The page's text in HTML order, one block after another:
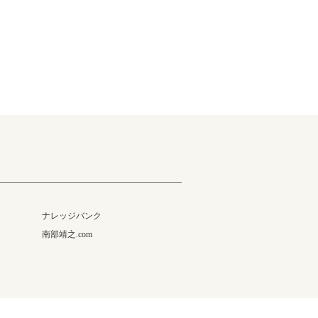
ナレッジバンク
南部靖之.com